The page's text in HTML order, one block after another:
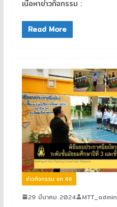
เนื้อหาข่าวกิจกรรม :
Read More
ข่าวกิจกรรม ธท 66
29 มีนาคม 2024 MTT_admin